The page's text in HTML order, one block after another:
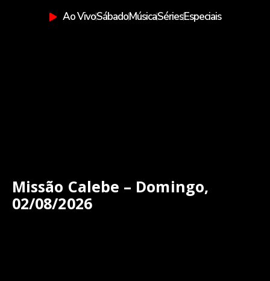
Ao VivoSábadoMúsicaSériesEspeciais
Missão Calebe – Domingo,
02/08/2026